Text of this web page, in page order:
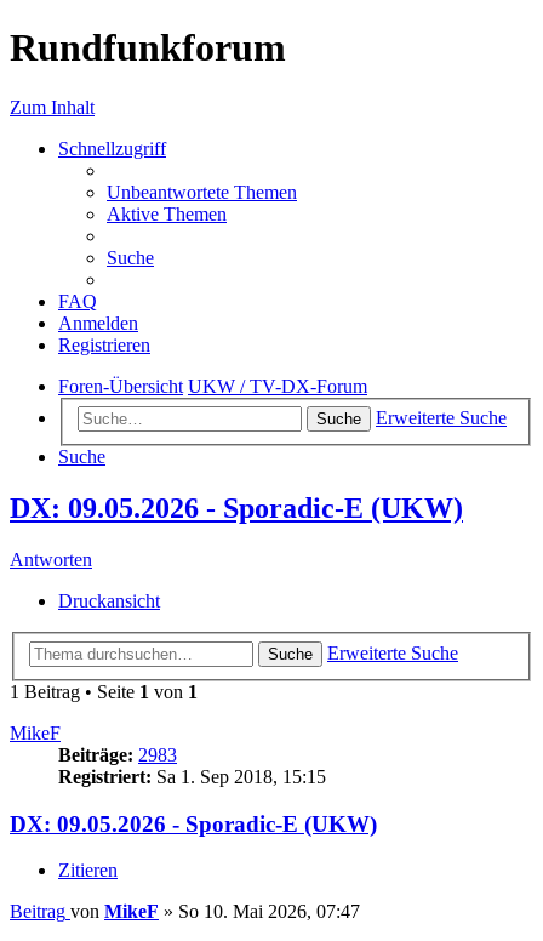
Rundfunkforum
Zum Inhalt
Schnellzugriff
Unbeantwortete Themen
Aktive Themen
Suche
FAQ
Anmelden
Registrieren
Foren-Übersicht UKW / TV-DX-Forum
Suche
Erweiterte Suche
Suche
DX: 09.05.2026 - Sporadic-E (UKW)
Antworten
Druckansicht
Suche
Erweiterte Suche
1 Beitrag • Seite 1 von 1
MikeF
Beiträge: 2983
Registriert: Sa 1. Sep 2018, 15:15
DX: 09.05.2026 - Sporadic-E (UKW)
Zitieren
Beitrag von MikeF » So 10. Mai 2026, 07:47